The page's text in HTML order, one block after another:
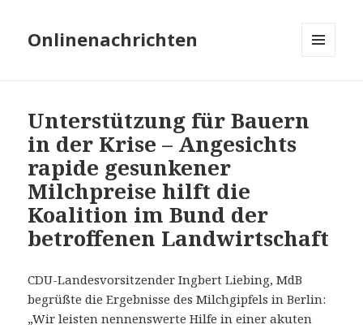
Onlinenachrichten
Unterstützung für Bauern
in der Krise – Angesichts
rapide gesunkener
Milchpreise hilft die
Koalition im Bund der
betroffenen Landwirtschaft
CDU-Landesvorsitzender Ingbert Liebing, MdB
begrüßte die Ergebnisse des Milchgipfels in Berlin:
„Wir leisten nennenswerte Hilfe in einer akuten